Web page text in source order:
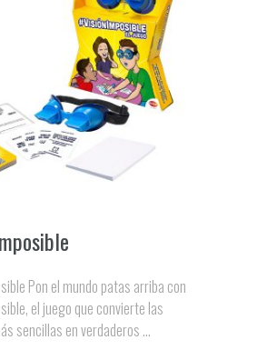
Pon el mundo patas arriba con
el juego que convierte las
sencillas en verdaderos ...